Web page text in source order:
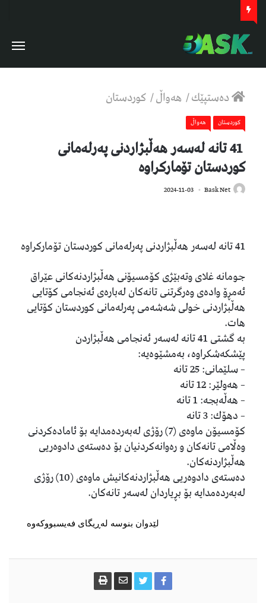
دەستپێك/ هەواڵ/ كوردستان
كوردستان هەواڵ
41 تانە لەسەر هەڵبژاردنی پەرلەمانی
كوردستان تۆماركراوە
Bask Net
2024-11-03
41 تانە لەسەر هەڵبژاردنی پەرلەمانی كوردستان تۆماركراوە
جومانە غلای وتەبێژی كۆمسیۆنی هەڵبژاردنەكانی عێراق
ئەمڕۆ وادەی وەرگرتنی تانەكان لەبارەی ئەنجامی كۆتایی
هەڵبژاردنی خولی شەشەمی پەرلەمانی كوردستان كۆتایی
هات.
بە گشتی 41 تانە لەسەر ئەنجامی هەڵبژاردن
پێشكەشكراوە، بەمشێوەیە:
– سلێمانی: 25 تانە
– هەولێر: 12 تانە
– هەڵەبجە: 1 تانە
– دهۆك: 3 تانە
كۆمسیۆن ماوەی (7) رۆژی لەبەردەمدایە بۆ ئامادەكردنی
وەڵامی تانەكان و رەوانەكردنیان بۆ دەستەی دادوەریی
هەڵبژاردنەكان.
دەستەی دادوەریی هەڵبژاردنەكانیش ماوەی (10) رۆژی
لەبەردەمدایە بۆ بڕیاردان لەسەر تانەكان.
لێدوان بنوسە لەڕیگای فەیسبووکەوە